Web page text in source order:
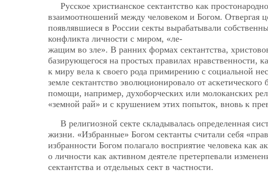
Русское христианское сектантство как
взаимоотношений между человеком и Богом. Отвергая
появлявшиеся в России секты вырабатывали
конфликта личности с миром, «ле-
жащим во зле». В ранних формах сектантства,
базирующегося на простых правилах нравственности,
к миру вела к своего рода примирению с социальной
земле сектантство эволюционировало от
помощи, например, духоборческих или молоканских
«земной рай» и с крушением этих попыток, вновь к
В религиозной секте складывалась определенная
жизни. «Избранные» Богом сектанты считали себя
избранности Богом полагало восприятие человека как
о личности как активном деятеле претерпевали
сектантства и отдельных сект в частности.